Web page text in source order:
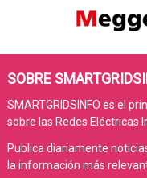
SOBRE
SMARTGRIDSINFO es el
sobre las Redes Eléctricas
Publica diariamente
la información más